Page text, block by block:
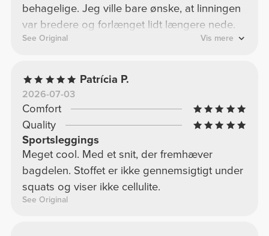
behagelige. Jeg ville bare ønske, at linningen
var bredere og forlænget lidt længere nede.
See Original Vis mere
Patrícia P.
2026-07-03
Comfort
Quality
Sportsleggings
Meget cool. Med et snit, der fremhæver
bagdelen. Stoffet er ikke gennemsigtigt under
squats og viser ikke cellulite.
See Original